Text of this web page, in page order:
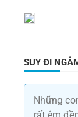
SUY ĐI
Những